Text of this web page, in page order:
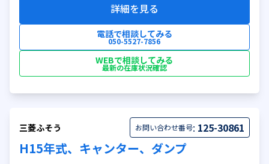
詳細を見る
電話で相談してみる
050-5527-7856
WEBで相談してみる
最新の在庫状況確認
三菱ふそう お問い合わせ番号: 125-30861
H15年式、キャンター、ダンプ